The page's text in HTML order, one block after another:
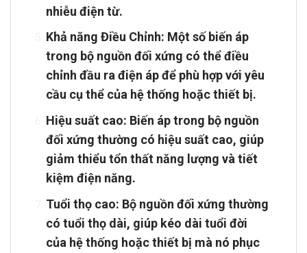
nhiễu điện từ.
Khả năng Điều Chỉnh: Một số biến áp
trong bộ nguồn đối xứng có thể điều
chỉnh đầu ra điện áp để phù hợp với yêu
cầu cụ thể của hệ thống hoặc thiết bị.
Hiệu suất cao: Biến áp trong bộ nguồn
đối xứng thường có hiệu suất cao, giúp
giảm thiểu tổn thất năng lượng và tiết
kiệm điện năng.
Tuổi thọ cao: Bộ nguồn đối xứng thường
có tuổi thọ dài, giúp kéo dài tuổi đời
của hệ thống hoặc thiết bị mà nó phục